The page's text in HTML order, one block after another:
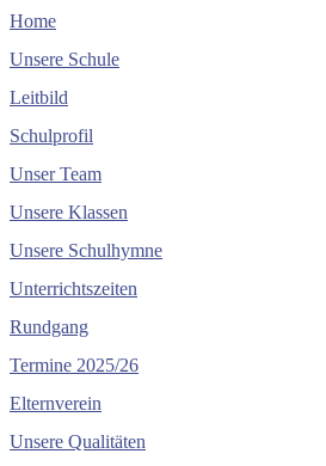
Home
Unsere Schule
Leitbild
Schulprofil
Unser Team
Unsere Klassen
Unsere Schulhymne
Unterrichtszeiten
Rundgang
Termine 2025/26
Elternverein
Unsere Qualitäten